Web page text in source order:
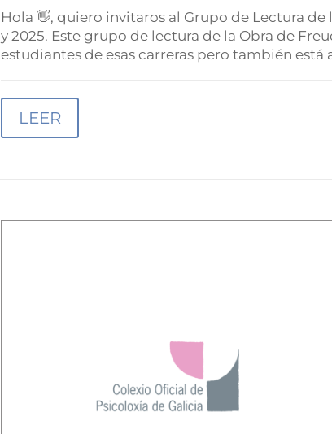
Hola 👋, quiero invitaros al Grupo de Lectura
y 2025. Este grupo de lectura de la Obra de
estudiantes de esas carreras pero también
LEER